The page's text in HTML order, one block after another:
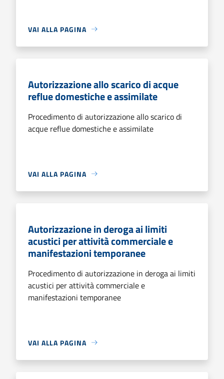
VAI ALLA PAGINA
Autorizzazione allo scarico di acque
reflue domestiche e assimilate
Procedimento di autorizzazione allo scarico di
acque reflue domestiche e assimilate
VAI ALLA PAGINA
Autorizzazione in deroga ai limiti
acustici per attività commerciale e
manifestazioni temporanee
Procedimento di autorizzazione in deroga ai limiti
acustici per attività commerciale e
manifestazioni temporanee
VAI ALLA PAGINA